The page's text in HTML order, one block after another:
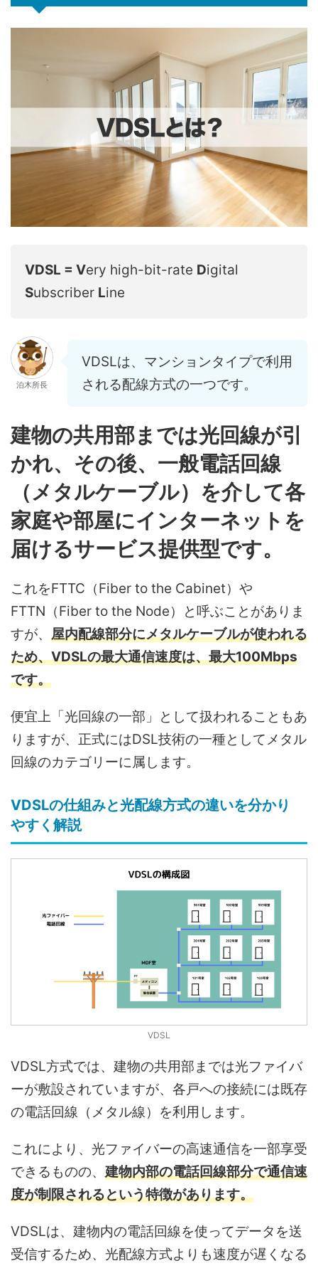
VDSL = Very high-bit-rate Digital
Subscriber Line
泊木所長
VDSLは、マンションタイプで利用
される配線方式の一つです。
建物の共用部までは光回線が引
かれ、その後、一般電話回線
（メタルケーブル）を介して各
家庭や部屋にインターネットを
届けるサービス提供型です。
これをFTTC（Fiber to the Cabinet）や
FTTN（Fiber to the Node）と呼ぶことがありま
すが、 屋内配線部分にメタルケーブルが使われる
ため、VDSLの最大通信速度は、最大100Mbps
です。
便宜上「光回線の一部」として扱われることもあ
りますが、正式にはDSL技術の一種としてメタル
回線のカテゴリーに属します。
VDSLの仕組みと光配線方式の違いを分かり
やすく解説
VDSL
VDSL方式では、建物の共用部までは光ファイバ
ーが敷設されていますが、各戸への接続には既存
の電話回線（メタル線）を利用します。
これにより、光ファイバーの高速通信を一部享受
できるものの、 建物内部の電話回線部分で通信速
度が制限されるという特徴があります。
VDSLは、建物内の電話回線を使ってデータを送
受信するため、光配線方式よりも速度が遅くなる